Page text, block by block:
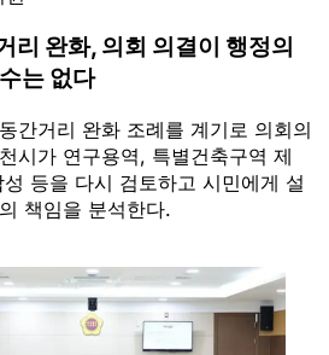
리 완화, 의회 의결이 행정의
는 없다
간거리 완화 조례를 계기로 의회의
시가 연구용역, 특별건축구역 제
등을 다시 검토하고 시민에게 설
책임을 분석한다.